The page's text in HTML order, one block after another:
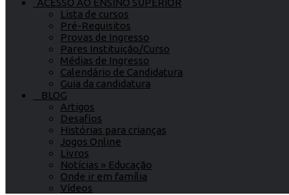
ACESSO AO ENSINO SUPERIOR
Lista de cursos
Pré-Requisitos
Provas de Ingresso
Pares Instituição/Curso
Médias de Ingresso
Calendário de Candidatura
Guia da candidatura
BLOG
Artigos
Desafios
Histórias para crianças
Jogos Online
Livros
Notícias » Educação
Onde ir em família
Vídeos